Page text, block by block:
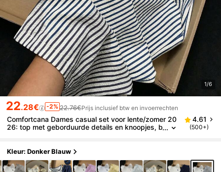
1/6
22.28€ -2% 22.76€Prijs inclusief btw en invoerrechten
Comfortcana Dames casual set voor lente/zomer 20
26: top met geborduurde details en knoopjes, b
erstmis en andere gelegenheden.
4.61
(500+)
Kleur: Donker Blauw